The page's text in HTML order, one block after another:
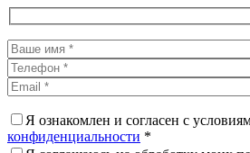
Я ознакомлен и согласен с
конфиденциальности *